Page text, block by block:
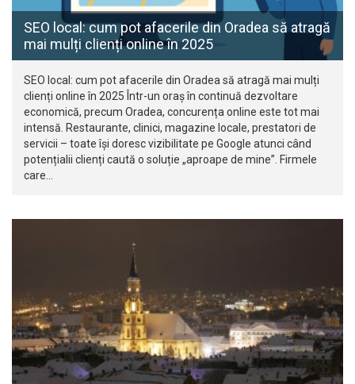
SEO local: cum pot afacerile din Oradea să atragă
mai mulți clienți online în 2025
SEO local: cum pot afacerile din Oradea să atragă mai mulți
clienți online în 2025 Într-un oraș în continuă dezvoltare
economică, precum Oradea, concurența online este tot mai
intensă. Restaurante, clinici, magazine locale, prestatori de
servicii – toate își doresc vizibilitate pe Google atunci când
potențialii clienți caută o soluție „aproape de mine”. Firmele
care…